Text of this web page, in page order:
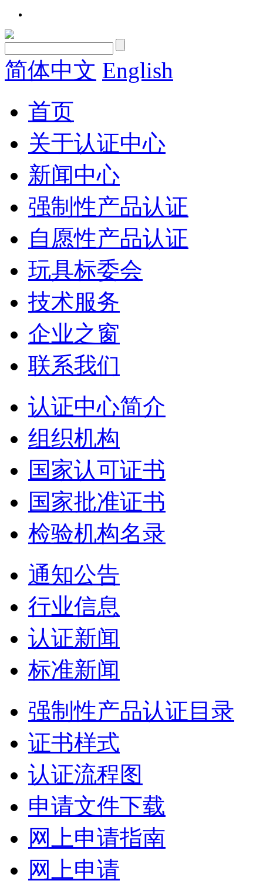
简体中文 English
首页
关于认证中心
新闻中心
强制性产品认证
自愿性产品认证
玩具标委会
技术服务
企业之窗
联系我们
认证中心简介
组织机构
国家认可证书
国家批准证书
检验机构名录
通知公告
行业信息
认证新闻
标准新闻
强制性产品认证目录
证书样式
认证流程图
申请文件下载
网上申请指南
网上申请